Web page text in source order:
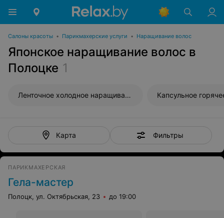
Салоны красоты • Парикмахерские услуги • Наращивание волос
Японское наращивание волос в
Полоцке 1
Ленточное холодное наращивание волос
Карта Фильтры
ПАРИКМАХЕРСКАЯ
Гела-мастер
Полоцк, ул. Октябрьская, 23 до 19:00